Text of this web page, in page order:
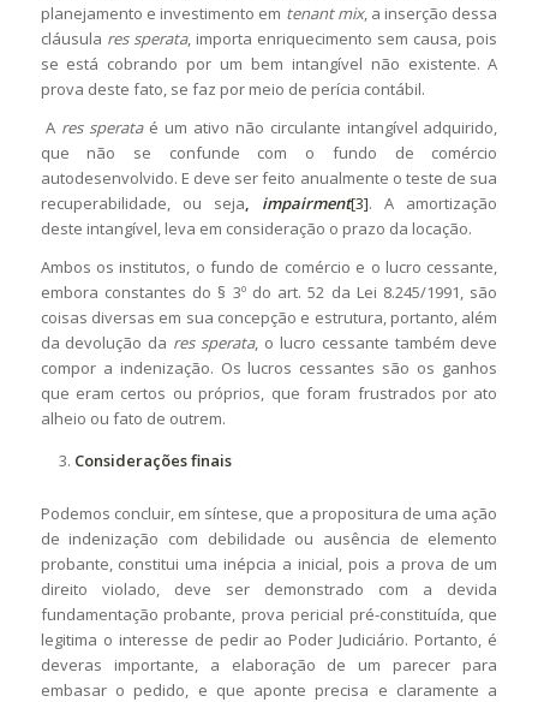
planejamento e investimento em tenant mix, a inserção dessa
cláusula res sperata, importa enriquecimento sem causa, pois
se está cobrando por um bem intangível não existente. A
prova deste fato, se faz por meio de perícia contábil.
A res sperata é um ativo não circulante intangível adquirido,
que não se confunde com o fundo de comércio
autodesenvolvido. E deve ser feito anualmente o teste de sua
recuperabilidade, ou seja, impairment[3]. A amortização
deste intangível, leva em consideração o prazo da locação.
Ambos os institutos, o fundo de comércio e o lucro cessante,
embora constantes do § 3º do art. 52 da Lei 8.245/1991, são
coisas diversas em sua concepção e estrutura, portanto, além
da devolução da res sperata, o lucro cessante também deve
compor a indenização. Os lucros cessantes são os ganhos
que eram certos ou próprios, que foram frustrados por ato
alheio ou fato de outrem.
Considerações finais
Podemos concluir, em síntese, que a propositura de uma ação
de indenização com debilidade ou ausência de elemento
probante, constitui uma inépcia a inicial, pois a prova de um
direito violado, deve ser demonstrado com a devida
fundamentação probante, prova pericial pré-constituída, que
legitima o interesse de pedir ao Poder Judiciário. Portanto, é
deveras importante, a elaboração de um parecer para
embasar o pedido, e que aponte precisa e claramente a